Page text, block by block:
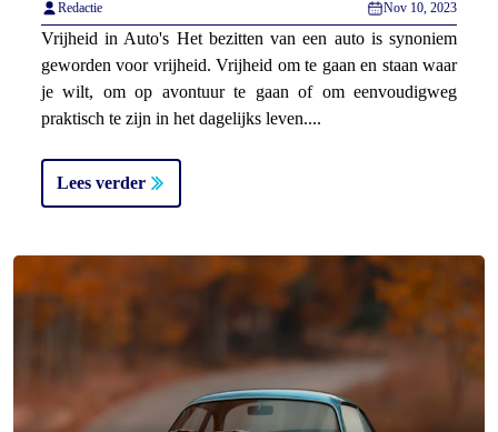
Redactie Nov 10, 2023
Vrijheid in Auto's Het bezitten van een auto is synoniem
geworden voor vrijheid. Vrijheid om te gaan en staan waar
je wilt, om op avontuur te gaan of om eenvoudigweg
praktisch te zijn in het dagelijks leven....
Lees verder